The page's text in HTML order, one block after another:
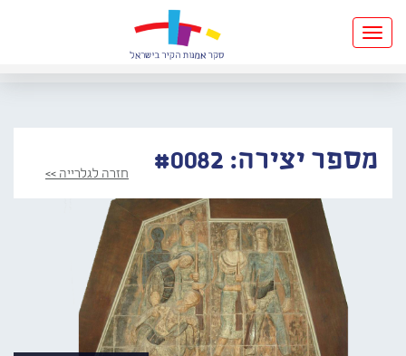
Toggle
navigation
מספר יצירה: #0082 חזרה לגלרייה >>